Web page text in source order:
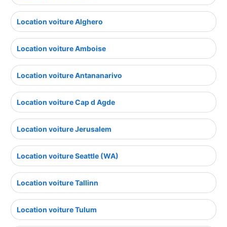
Location voiture Alghero
Location voiture Amboise
Location voiture Antananarivo
Location voiture Cap d Agde
Location voiture Jerusalem
Location voiture Seattle (WA)
Location voiture Tallinn
Location voiture Tulum